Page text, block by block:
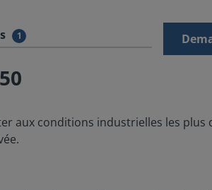
1
aux conditions industrielles les